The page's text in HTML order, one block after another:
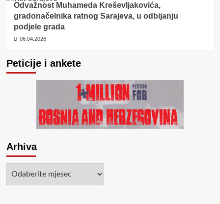
Odvažnost Muhameda Kreševljakovića,
gradonačelnika ratnog Sarajeva, u odbijanju
podjele grada
06.04.2026
Peticije i ankete
Arhiva